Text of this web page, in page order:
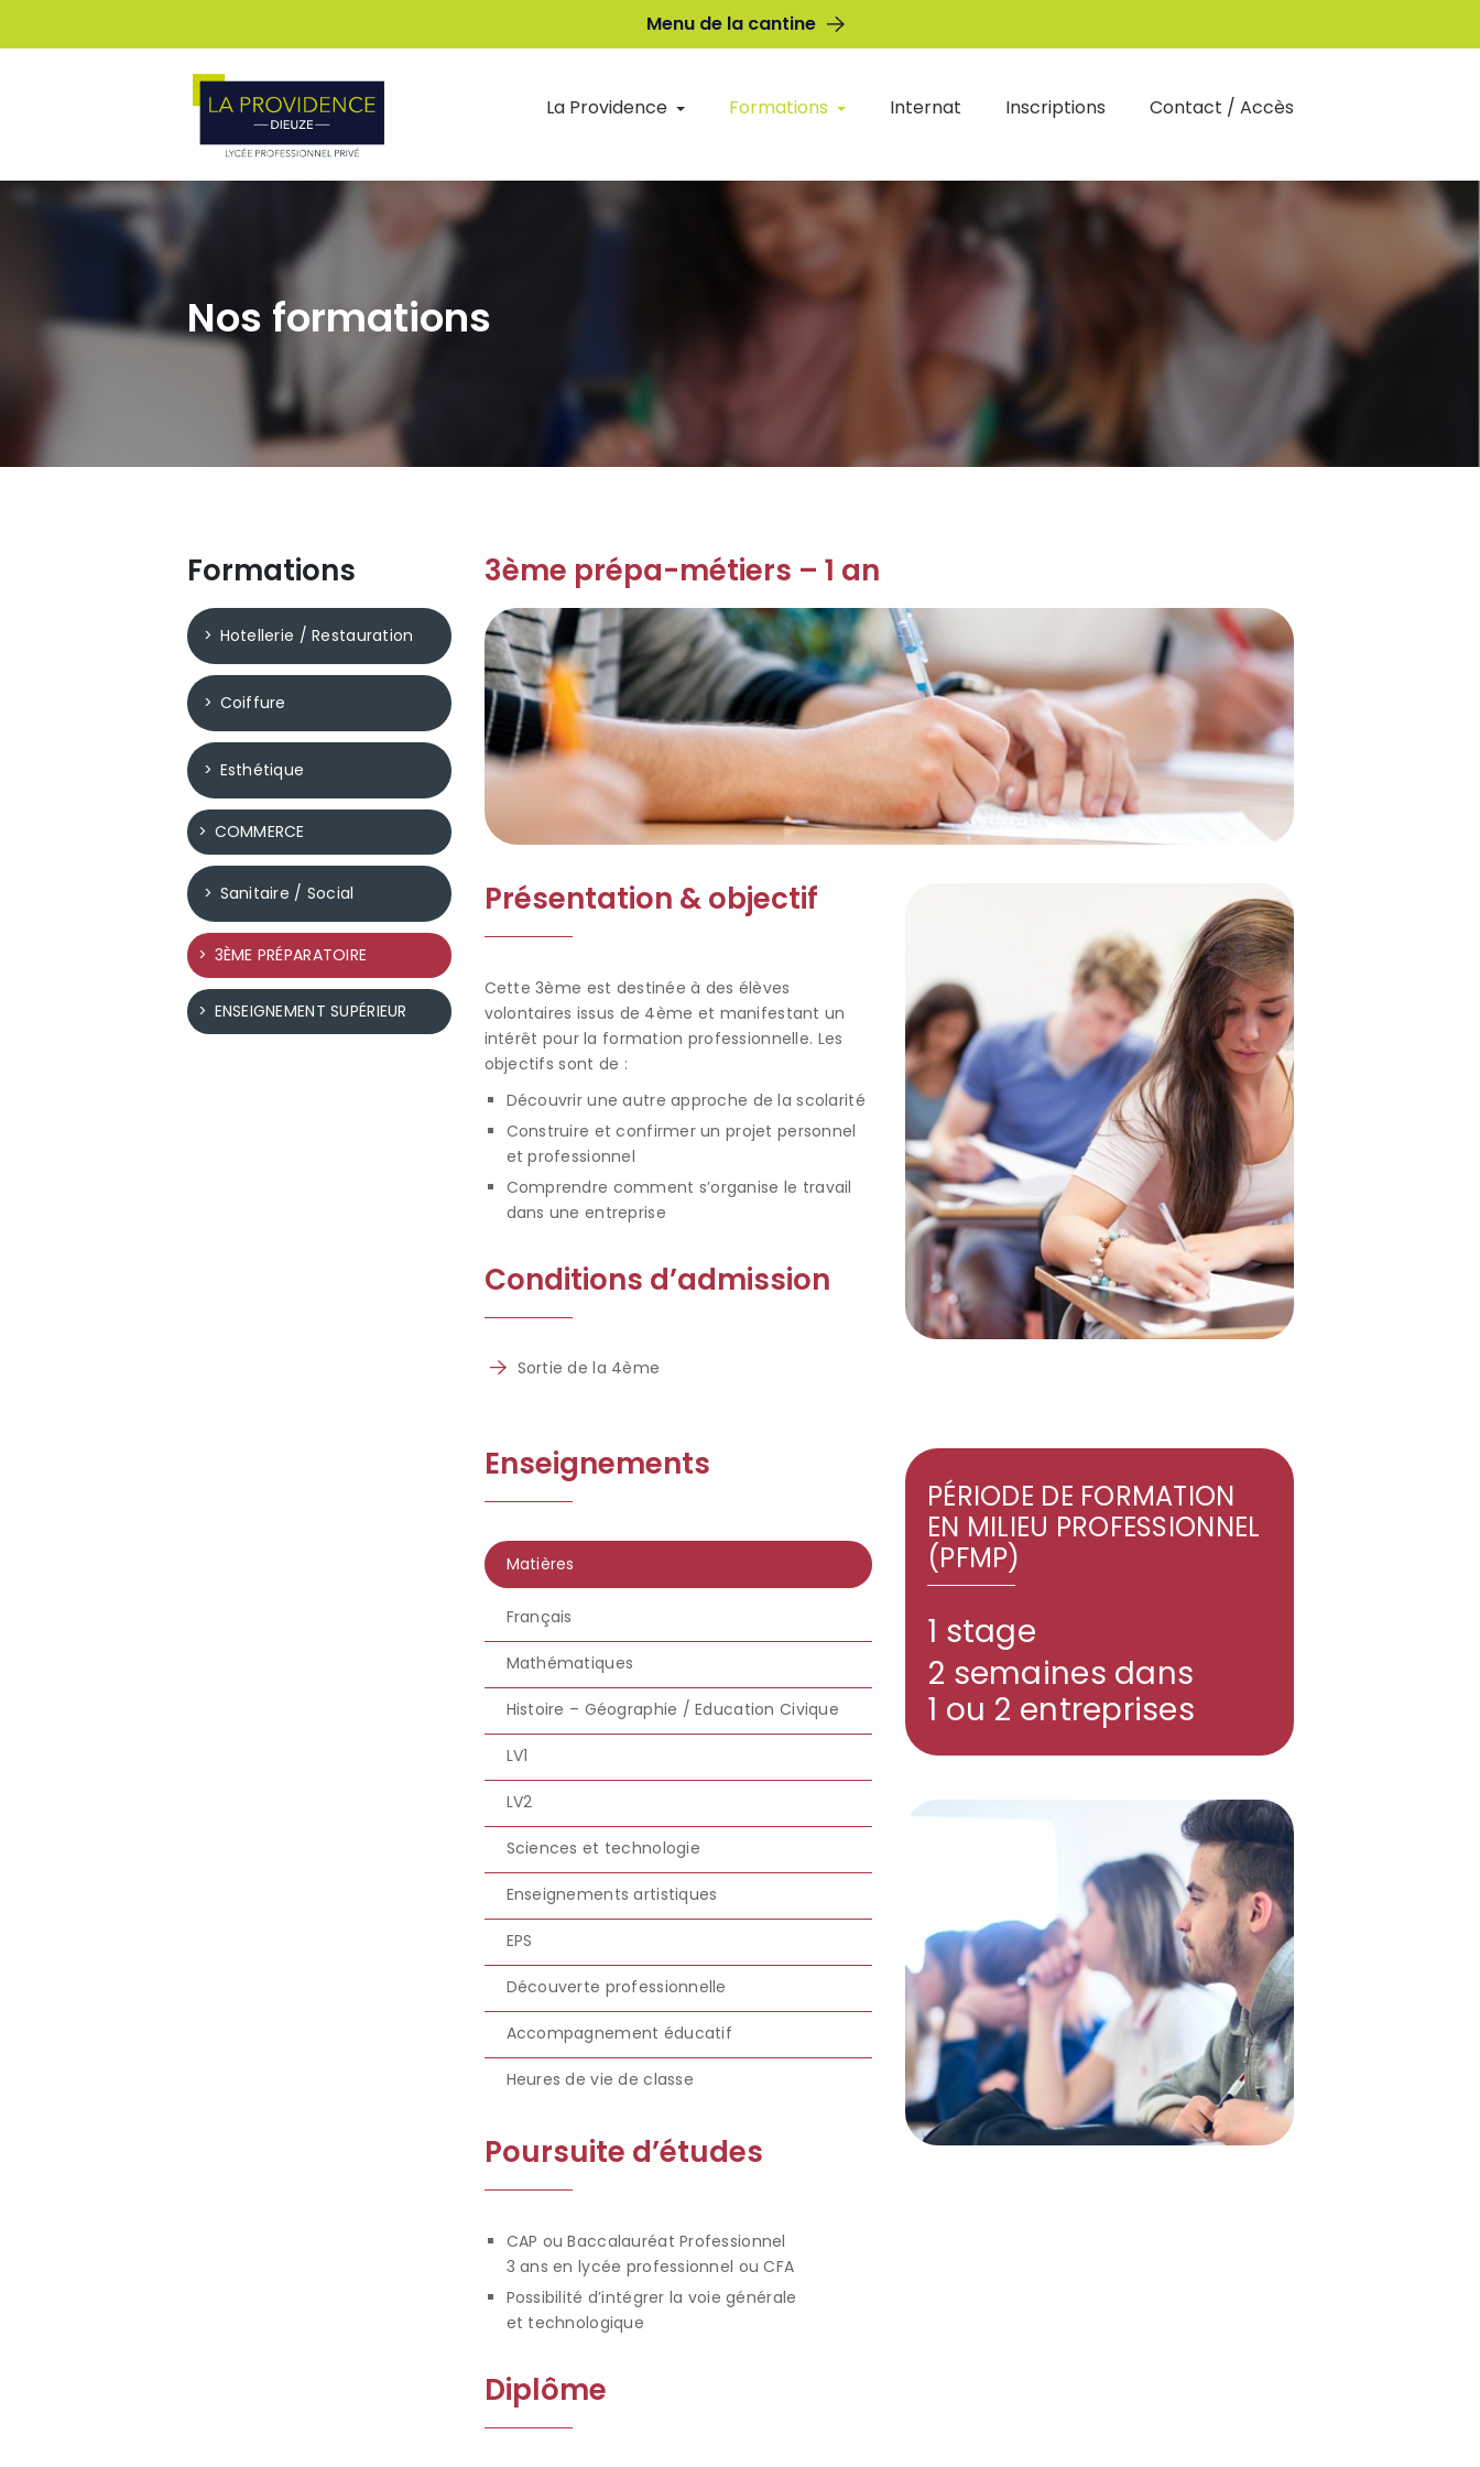
Menu de la cantine
La Providence Formations Internat Inscriptions Contact / Accès
Nos formations
Formations
Hotellerie / Restauration
Coiffure
Esthétique
COMMERCE
Sanitaire / Social
3ÈME PRÉPARATOIRE
ENSEIGNEMENT SUPÉRIEUR
3ème prépa-métiers – 1 an
Présentation & objectif
Cette 3ème est destinée à des élèves
volontaires issus de 4ème et manifestant un
intérêt pour la formation professionnelle. Les
objectifs sont de :
Découvrir une autre approche de la scolarité
Construire et confirmer un projet personnel
et professionnel
Comprendre comment s’organise le travail
dans une entreprise
Conditions d’admission
Sortie de la 4ème
Enseignements
Matières
Français
Mathématiques
Histoire – Géographie / Education Civique
LV1
LV2
Sciences et technologie
Enseignements artistiques
EPS
Découverte professionnelle
Accompagnement éducatif
Heures de vie de classe
Poursuite d’études
CAP ou Baccalauréat Professionnel
3 ans en lycée professionnel ou CFA
Possibilité d’intégrer la voie générale
et technologique
Diplôme
PÉRIODE DE FORMATION
EN MILIEU PROFESSIONNEL
(PFMP)
1 stage
2 semaines dans
1 ou 2 entreprises